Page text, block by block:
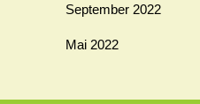
September 2022
Mai 2022